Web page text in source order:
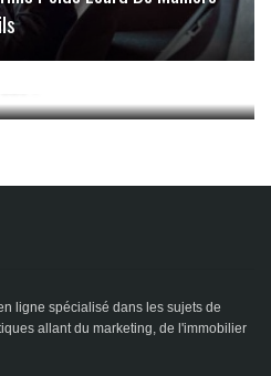
ligne spécialisé dans les sujets de
allant du marketing, de l'immobilier